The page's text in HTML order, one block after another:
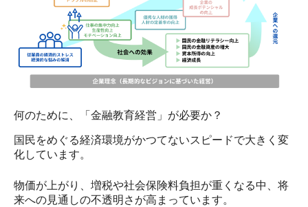
何のために、「金融教育経営」が必要か？
国民をめぐる経済環境がかつてないスピードで大きく変
化しています。
物価が上がり、増税や社会保険料負担が重くなる中、将
来への見通しの不透明さが高まっています。